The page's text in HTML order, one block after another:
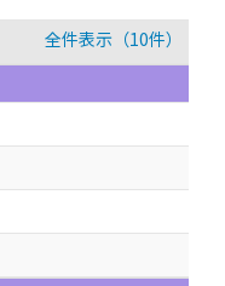
全件表示（10件）